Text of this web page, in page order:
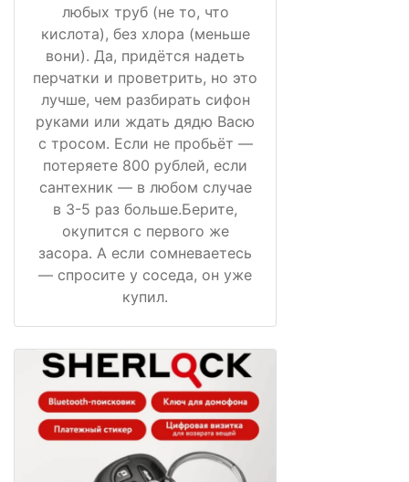
любых труб (не то, что
кислота), без хлора (меньше
вони). Да, придётся надеть
перчатки и проветрить, но это
лучше, чем разбирать сифон
руками или ждать дядю Васю
с тросом. Если не пробьёт —
потеряете 800 рублей, если
сантехник — в любом случае
в 3-5 раз больше.Берите,
окупится с первого же
засора. А если сомневаетесь
— спросите у соседа, он уже
купил.